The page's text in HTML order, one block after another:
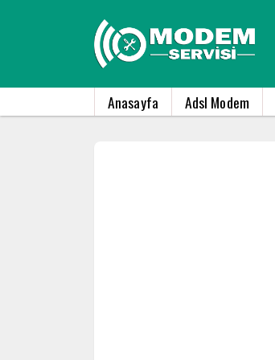
Anasayfa Adsl Modem